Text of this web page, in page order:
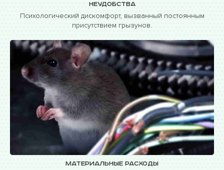
Неудобства
Психологический дискомфорт, вызванный постоянным
присутствием грызунов.
Материальные расходы